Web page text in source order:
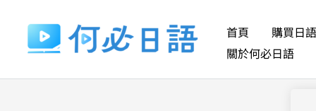
要
首頁 購買日
關於何必日語